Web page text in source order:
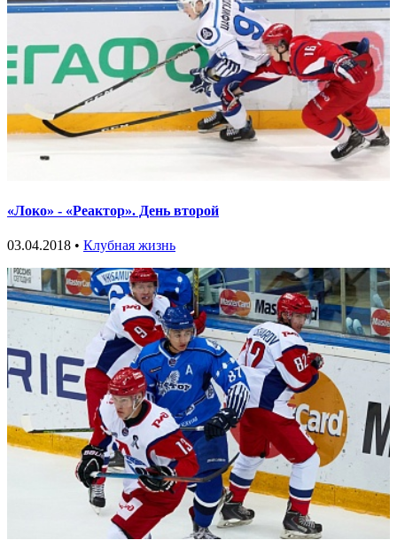
«Локо» - «Реактор». День второй
03.04.2018 • Клубная жизнь